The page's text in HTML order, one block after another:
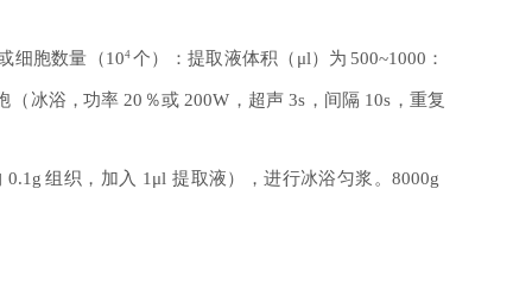
细胞数量（104 个）：提取液体积（ μl） 为 500~1000 ：
（ 冰浴，功率 20 ％或 200W ，超声 3s ，间隔 10s ，重复
0.1g 组织，加入 1μl 提取液），进行冰浴匀浆。 8000g